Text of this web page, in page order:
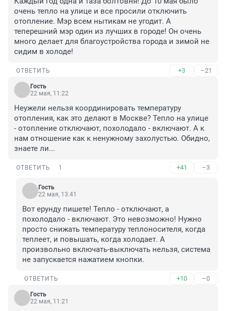
очень тепло на улице и все просили отключить
отопление. Мэр всем нытикам не угодит. А
теперешний мэр один из лучших в городе! Он очень
много делает для благоустройства города и зимой не
сидим в холоде!
ОТВЕТИТЬ +3 –21
Гость
22 мая, 11:22
Неужели нельзя координировать температуру
отопления, как это делают в Москве? Тепло на улице
- отопление отключают, похолодало - включают. А к
нам отношение как к ненужному захолустью. Обидно,
знаете ли...
ОТВЕТИТЬ 1 +41 –3
Гость
22 мая, 13:41
Вот ерунду пишете! Тепло - отключают, а
похолодало - включают. Это невозможно! Нужно
просто снижать температуру теплоносителя, когда
теплеет, и повышать, когда холодает. А
произвольно включать-выключать нельзя, система
не запускается нажатием кнопки.
ОТВЕТИТЬ +10 –0
Гость
22 мая, 11:21